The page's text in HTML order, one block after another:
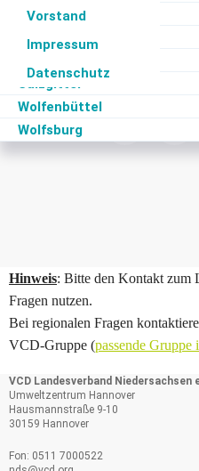
Vorstand
Impressum
Datenschutz
Oldenburg
Osnabrück
Salzgitter
Wolfenbüttel
Wolfsburg
Hinweis: Bitte den Kontakt zum
Fragen nutzen.
Bei regionalen Fragen
VCD-Gruppe (passende Gruppe
VCD Landesverband Niedersachsen
Umweltzentrum Hannover
Hausmannstraße 9-10
30159 Hannover
Fon: 0511 7000522